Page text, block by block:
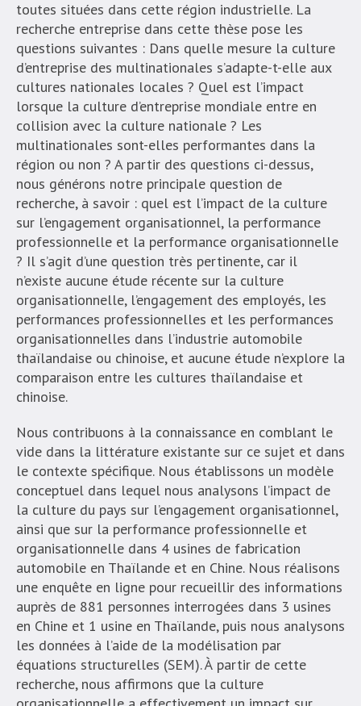
toutes situées dans cette région industrielle. La
recherche entreprise dans cette thèse pose les
questions suivantes : Dans quelle mesure la culture
d’entreprise des multinationales s’adapte-t-elle aux
cultures nationales locales ? Quel est l’impact
lorsque la culture d’entreprise mondiale entre en
collision avec la culture nationale ? Les
multinationales sont-elles performantes dans la
région ou non ? A partir des questions ci-dessus,
nous générons notre principale question de
recherche, à savoir : quel est l’impact de la culture
sur l’engagement organisationnel, la performance
professionnelle et la performance organisationnelle
? Il s’agit d’une question très pertinente, car il
n’existe aucune étude récente sur la culture
organisationnelle, l’engagement des employés, les
performances professionnelles et les performances
organisationnelles dans l’industrie automobile
thaïlandaise ou chinoise, et aucune étude n’explore la
comparaison entre les cultures thaïlandaise et
chinoise.
Nous contribuons à la connaissance en comblant le
vide dans la littérature existante sur ce sujet et dans
le contexte spécifique. Nous établissons un modèle
conceptuel dans lequel nous analysons l’impact de
la culture du pays sur l’engagement organisationnel,
ainsi que sur la performance professionnelle et
organisationnelle dans 4 usines de fabrication
automobile en Thaïlande et en Chine. Nous réalisons
une enquête en ligne pour recueillir des informations
auprès de 881 personnes interrogées dans 3 usines
en Chine et 1 usine en Thaïlande, puis nous analysons
les données à l’aide de la modélisation par
équations structurelles (SEM). À partir de cette
recherche, nous affirmons que la culture